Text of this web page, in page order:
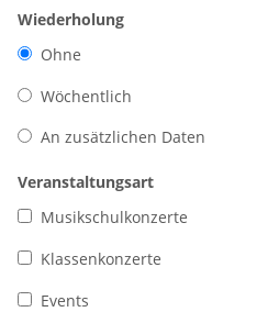
Wiederholung
Ohne
Wöchentlich
An zusätzlichen Daten
Veranstaltungsart
Musikschulkonzerte
Klassenkonzerte
Events